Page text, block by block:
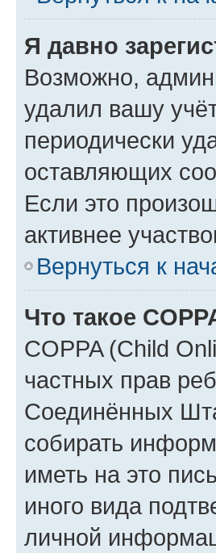
Я давно
Возможно,
удалил вашу
периодически
оставляющих
Если это
активнее
Вернуться к
Что такое
COPPA (Child
частных прав
Соединённых
собирать
иметь на это
иного вида
личной